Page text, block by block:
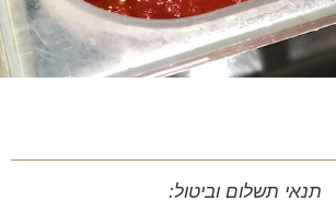
תנאי תשלום וביטול: